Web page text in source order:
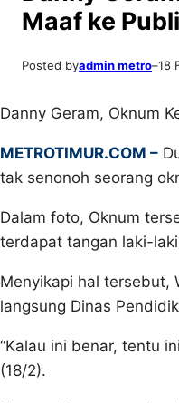
Maaf ke
Posted byadmin metro–18
Danny Geram, Oknum
METROTIMUR.COM –
tak senonoh seorang
Dalam foto, Oknum
terdapat tangan laki-
Menyikapi hal tersebut,
langsung Dinas
“Kalau ini benar, tentu
(18/2).